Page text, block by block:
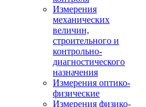
Измерения
механических
величин,
строительного и
контрольно-
диагностического
назначения
Измерения оптико-
физические
Измерения физико-